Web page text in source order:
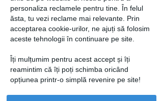
personaliza reclamele pentru tine. În felul
ăsta, tu vezi reclame mai relevante. Prin
acceptarea cookie-urilor, ne ajuți să folosim
aceste tehnologii în continuare pe site.
Îți mulțumim pentru acest accept și îți
reamintim că îți poți schimba oricând
opțiunea printr-o simplă revenire pe site!
Articole similare